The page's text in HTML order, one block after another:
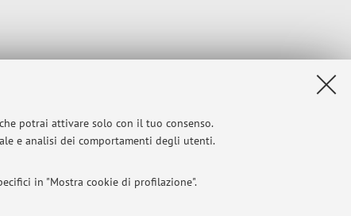
potrai attivare solo con il tuo consenso.
e analisi dei comportamenti degli utenti.
in "Mostra cookie di profilazione".